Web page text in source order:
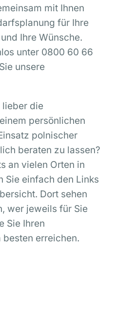
mit Ihnen
für Ihre
Ihre Wünsche.
unter 0800 60 66
unsere
lieber die
persönlichen
polnischer
beraten zu lassen?
an vielen Orten in
Sie einfach den Links
Dort sehen
wer jeweils für Sie
Sie Ihren
erreichen.